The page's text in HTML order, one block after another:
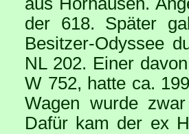
der 618. Später
Besitzer-Odyssee
NL 202. Einer
W 752, hatte ca.
Wagen wurde
Dafür kam der ex